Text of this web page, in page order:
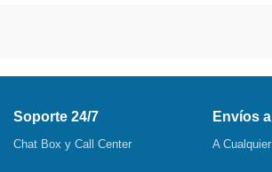
Soporte 24/7
Chat Box y Call Center
Envíos
A